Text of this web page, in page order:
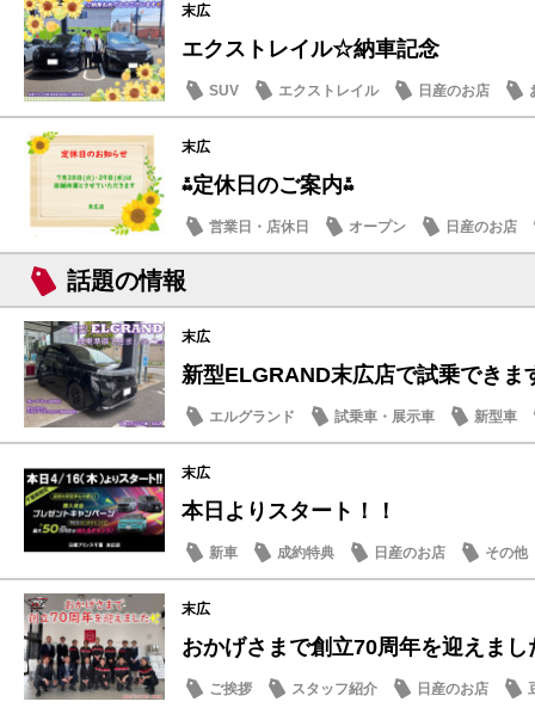
末広
エクストレイル☆納車記念
SUV エクストレイル 日産のお店
末広
⁂定休日のご案内⁂
営業日・店休日 オープン 日産のお店
話題の情報
末広
新型ELGRAND末広店で試乗できま
エルグランド 試乗車・展示車 新型車
末広
本日よりスタート！！
新車 成約特典 日産のお店 その他
末広
おかげさまで創立70周年を迎えまし
ご挨拶 スタッフ紹介 日産のお店